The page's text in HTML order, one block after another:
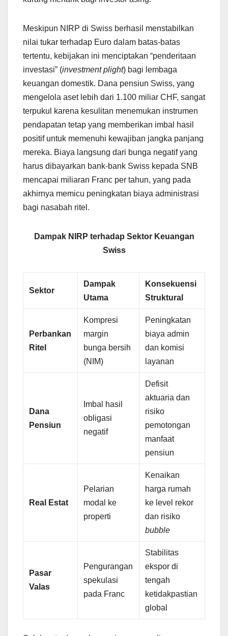
Meskipun NIRP di Swiss berhasil menstabilkan
nilai tukar terhadap Euro dalam batas-batas
tertentu, kebijakan ini menciptakan “penderitaan
investasi” (investment plight) bagi lembaga
keuangan domestik. Dana pensiun Swiss, yang
mengelola aset lebih dari 1.100 miliar CHF, sangat
terpukul karena kesulitan menemukan instrumen
pendapatan tetap yang memberikan imbal hasil
positif untuk memenuhi kewajiban jangka panjang
mereka. Biaya langsung dari bunga negatif yang
harus dibayarkan bank-bank Swiss kepada SNB
mencapai miliaran Franc per tahun, yang pada
akhirnya memicu peningkatan biaya administrasi
bagi nasabah ritel.
Dampak NIRP terhadap Sektor Keuangan
Swiss
Sektor
Dampak
Utama
Konsekuensi
Struktural
Perbankan
Ritel
Kompresi
margin
bunga bersih
(NIM)
Peningkatan
biaya admin
dan komisi
layanan
Dana
Pensiun
Imbal hasil
obligasi
negatif
Defisit
aktuaria dan
risiko
pemotongan
manfaat
pensiun
Real Estat
Pelarian
modal ke
properti
Kenaikan
harga rumah
ke level rekor
dan risiko
bubble
Pasar
Valas
Pengurangan
spekulasi
pada Franc
Stabilitas
ekspor di
tengah
ketidakpastian
global